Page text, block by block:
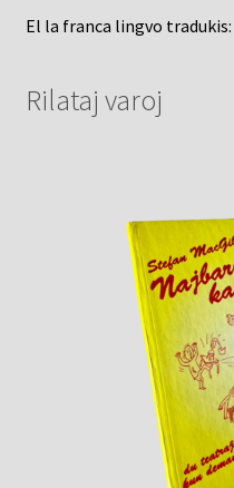
El la franca lingvo tradukis:
Rilataj varoj